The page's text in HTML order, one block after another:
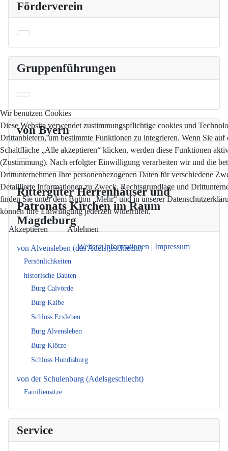
Förderverein
Gruppenführungen
von Byern
Rittergüter Herrenhäuser und
Patronats Kirchen im Raum
Magdeburg
von Alvensleben (das Adelsgeschlecht)
Persönlichkeiten
historische Bauten
Burg Calvörde
Burg Kalbe
Schloss Erxleben
Burg Alvensleben
Burg Klötze
Schloss Hundisburg
von der Schulenburg (Adelsgeschlecht)
Familiensitze
Service
Wir benutzen Cookies
Diese Website verwendet zustimmungspflichtige cookies und
Drittanbietern, um bestimmte Funktionen zu integrieren. Wenn Sie auf
Schaltfläche „Alle akzeptieren“ klicken, werden diese Funktionen
(Zustimmung). Nach erfolgter Einwilligung verarbeiten wir und die
Drittunternehmen Ihre personenbezogenen Daten für verschiedene
Detaillierte Informationen zu Zweck, Rechtsgrundlage und
finden Sie unter dem Button „Mehr“ und in unserer
können Ihre Einwilligung jederzeit widerrufen.
Akzeptieren Ablehnen
Weitere Informationen | Impressum